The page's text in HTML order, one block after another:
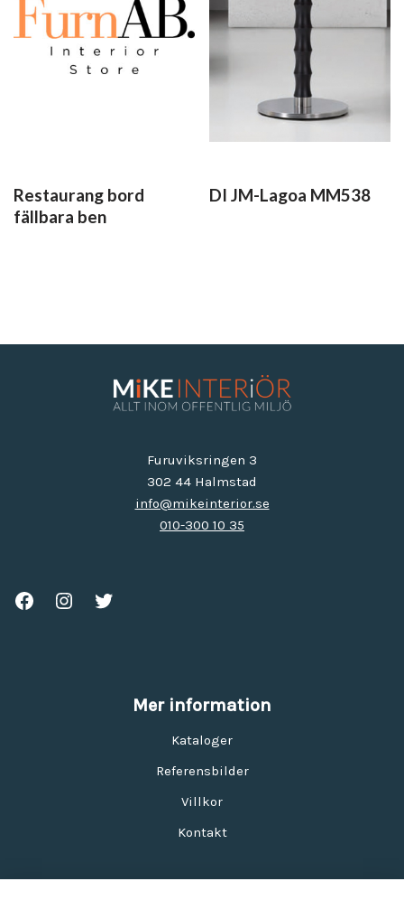
Restaurang bord
fällbara ben
DI JM-Lagoa MM538
Furuviksringen 3
302 44 Halmstad
info@mikeinterior.se
010-300 10 35
Mer information
Kataloger
Referensbilder
Villkor
Kontakt